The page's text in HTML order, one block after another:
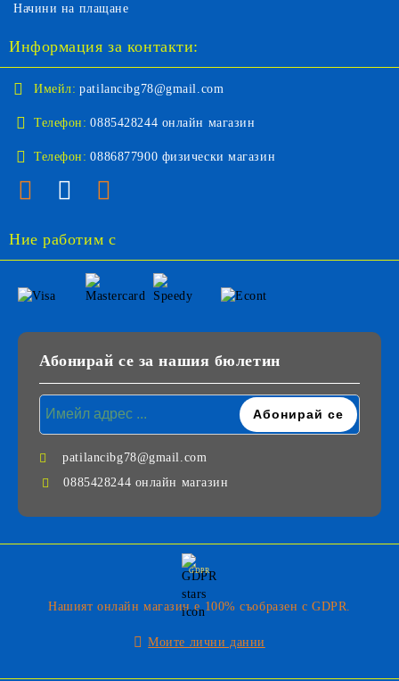
Начини на плащане
Информация за контакти:
Имейл: patilancibg78@gmail.com
Телефон: 0885428244 онлайн магазин
Телефон: 0886877900 физически магазин
Ние работим с
Абонирай се за нашия бюлетин
patilancibg78@gmail.com
0885428244 онлайн магазин
GDPR
Нашият онлайн магазин е 100% съобразен с GDPR.
Моите лични данни